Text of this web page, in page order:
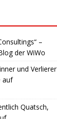
–
der WiWo
und Verlierer
auf
Quatsch,